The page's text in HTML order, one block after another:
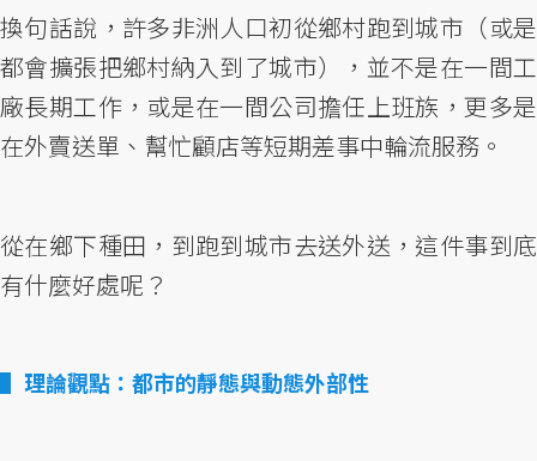
換句話說，許多非洲人口初從鄉村跑到城市（或是
都會擴張把鄉村納入到了城市），並不是在一間工
廠長期工作，或是在一間公司擔任上班族，更多是
在外賣送單、幫忙顧店等短期差事中輪流服務。
從在鄉下種田，到跑到城市去送外送，這件事到底
有什麼好處呢？
理論觀點：都市的靜態與動態外部性